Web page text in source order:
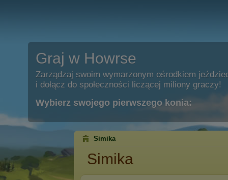
Graj w Howrse
Zarządzaj swoim wymarzonym ośrodkiem
i dołącz do społeczności liczącej miliony graczy!
Wybierz swojego pierwszego konia:
Simika
Simika